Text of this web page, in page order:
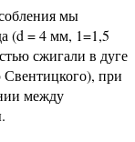
мы
(d = 4 мм, 1=1,5
сжигали в дуге
Свентицкого), при
между